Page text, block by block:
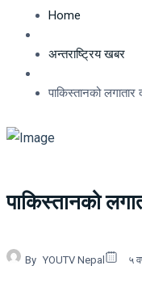
Home
अन्तराष्ट्रिय खबर
पाकिस्तानको लगातार
पाकिस्तानको
By YOUTV Nepal ५